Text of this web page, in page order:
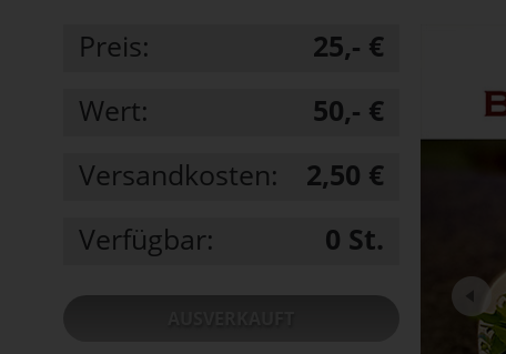
Preis:
25,- €
Wert:
50,- €
Versandkosten:
2,50 €
Verfügbar:
0 St.